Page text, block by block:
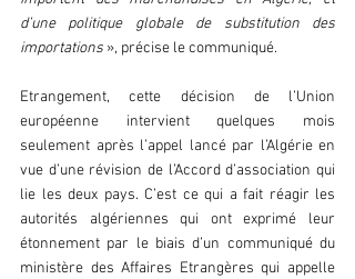
d’une politique globale de substitution des
importations », précise le communiqué.
Etrangement, cette décision de l’Union
européenne intervient quelques mois
seulement après l’appel lancé par l’Algérie en
vue d’une révision de l’Accord d’association qui
lie les deux pays. C’est ce qui a fait réagir les
autorités algériennes qui ont exprimé leur
étonnement par le biais d’un communiqué du
ministère des Affaires Etrangères qui appelle